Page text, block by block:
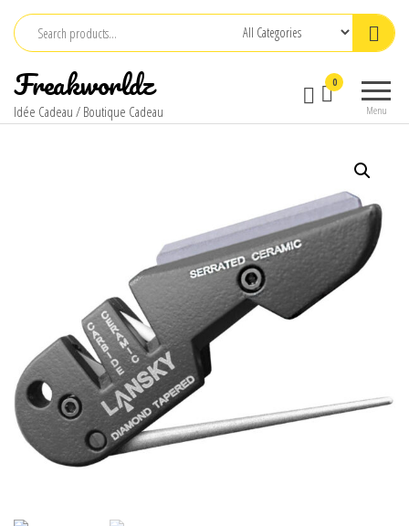
Skip
content
Freakworldz
Idée Cadeau / Boutique Cadeau Menu
0